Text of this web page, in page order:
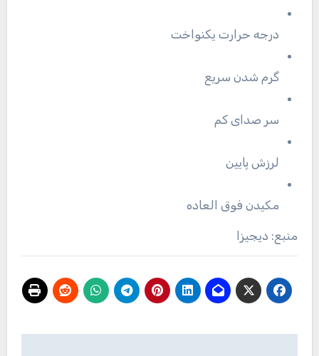
درجه حرارت یکنواخت
گرم شدن سریع
سر صدای کم
لرزش پایین
مکیدن فوق العاده
منبع: دیجیزا